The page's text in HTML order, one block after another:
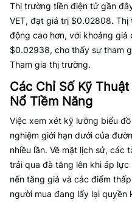
Thị trường tiền điện tử gần
VET, đạt giá trị $0.02808. Thị
động cao hơn, với khoảng
$0.02938, cho thấy sự tham
Tham gia thị trường.
Các Chỉ Số Kỹ
Nổ Tiềm Năng
Việc xem xét kỹ lưỡng biểu
nghiệm giới hạn dưới của
nhiều lần. Về mặt lịch sử, các
trải qua đà tăng lên khi áp
nến tăng giá và các điểm
người mua đang lấy lại quyền